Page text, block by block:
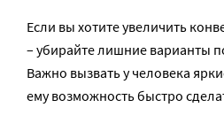
Если вы хотите увеличить
– убирайте лишние варианты
Важно вызвать у человека
ему возможность быстро